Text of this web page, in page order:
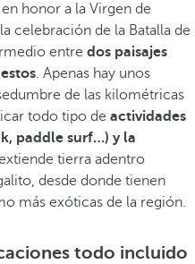
honor a la Virgen de
celebración de la Batalla de
entre dos paisajes
. Apenas hay unos
de las kilométricas
todo tipo de actividades
paddle surf…) y la
tierra adentro
desde donde tienen
más exóticas de la región.
todo incluido